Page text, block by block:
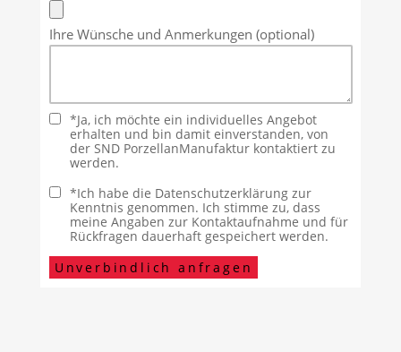
Ihre Wünsche und Anmerkungen (optional)
*Ja, ich möchte ein individuelles Angebot
erhalten und bin damit einverstanden, von
der SND PorzellanManufaktur kontaktiert zu
werden.
*Ich habe die Datenschutzerklärung zur
Kenntnis genommen. Ich stimme zu, dass
meine Angaben zur Kontaktaufnahme und für
Rückfragen dauerhaft gespeichert werden.